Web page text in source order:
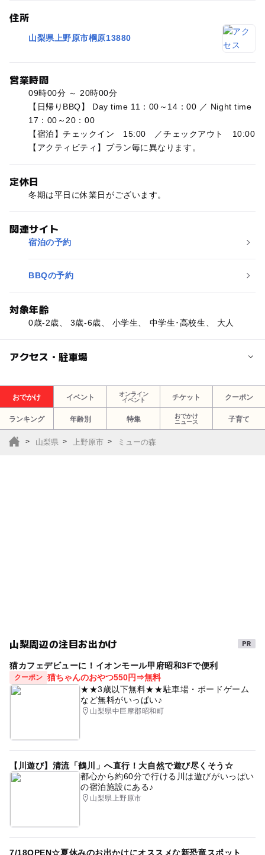
住所
山梨県上野原市棡原13880
営業時間
09時00分 ～ 20時00分
【日帰りBBQ】 Day time 11：00～14：00 ／ Night time
17：00～20：00
【宿泊】チェックイン 15:00 ／チェックアウト 10:00
【アクティビティ】プラン毎に異なります。
定休日
冬期は平日に休業日がございます。
関連サイト
宿泊の予約
BBQの予約
対象年齢
0歳-2歳、 3歳-6歳、 小学生、 中学生･高校生、 大人
アクセス・駐車場
交通アクセス
○車の場合
上野原ICから車で約20分
○電車の場合
駐車無料
おでかけ イベント
オンライン
イベント
チケット クーポン
ランキング 年齢別 特集
おでかけ
ニュース
子育て
山梨県 上野原市 ミューの森
山梨周辺の注目お出かけ
猫カフェデビューに！イオンモール甲府昭和3Fで便利
クーポン 猫ちゃんのおやつ550円⇒無料
★★3歳以下無料★★駐車場・ボードゲーム
など無料がいっぱい♪
山梨県中巨摩郡昭和町
【川遊び】清流「鶴川」へ直行！大自然で遊び尽くそう☆
都心から約60分で行ける川は遊びがいっぱい
の宿泊施設にある♪
山梨県上野原市
7/18OPEN☆夏休みのお出かけにオススメな新恐竜スポット